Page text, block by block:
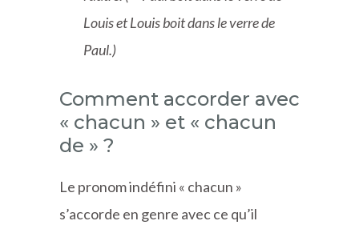
Louis et Louis boit dans le verre de
Paul.)
Comment accorder avec
« chacun » et « chacun
de » ?
Le pronom indéfini « chacun »
s’accorde en genre avec ce qu’il